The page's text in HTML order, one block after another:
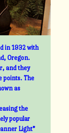
in 1932 with
Oregon.
and they
points. The
as
the
popular
Light”